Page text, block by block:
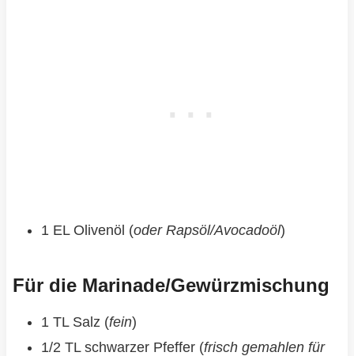
1 EL Olivenöl (oder Rapsöl/Avocadoöl)
Für die Marinade/Gewürzmischung
1 TL Salz (fein)
1/2 TL schwarzer Pfeffer (frisch gemahlen für